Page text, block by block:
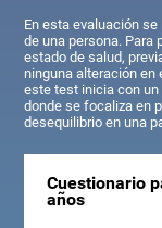
En esta evaluación
de una persona. Para
estado de salud,
ninguna alteración en
este test inicia con
donde se focaliza en
desequilibrio en una
Cuestionario
años